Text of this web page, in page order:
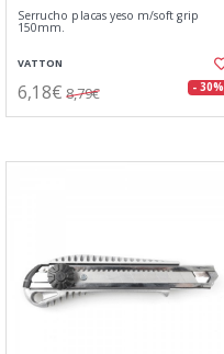
Serrucho placas yeso m/soft grip
150mm.
VATTON
6,18€ 8,79€ - 30%